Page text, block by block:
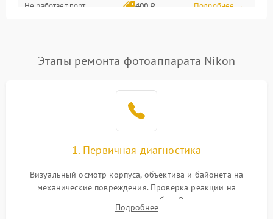
Коммуникации и интерфейсы
Не работает порт 400 ₽ Подробнее →
Этапы ремонта фотоаппарата Nikon
1. Первичная диагностика
Визуальный осмотр корпуса, объектива и байонета на
механические повреждения. Проверка реакции на
включение, считывание кодов ошибок. Оценка состояния
матрицы и затвора, проверка работы автофокуса и вспышки.
Подробнее